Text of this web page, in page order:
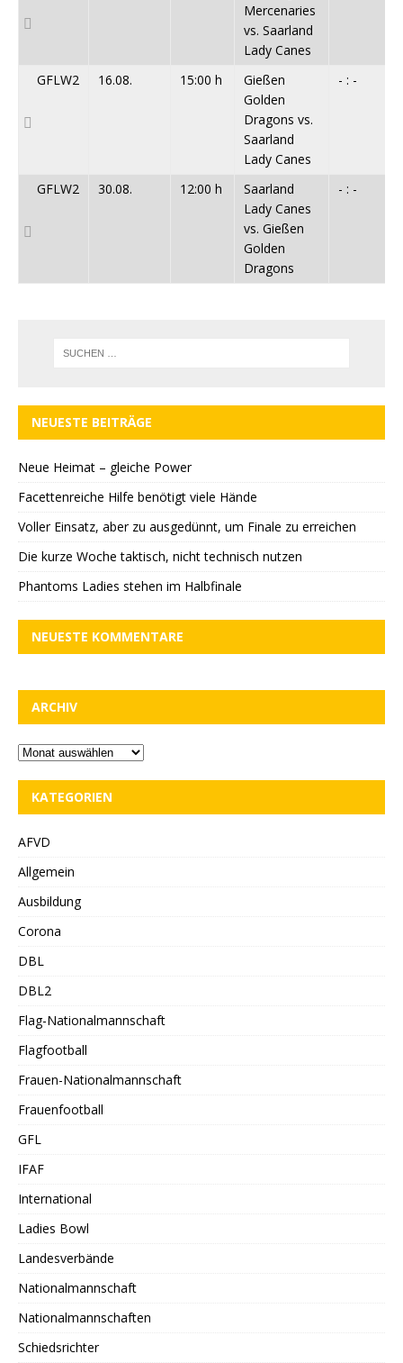
Mercenaries
vs. Saarland
Lady Canes
GFLW2 16.08. 15:00 h
Gießen
Golden
Dragons vs.
Saarland
Lady Canes
- : -
GFLW2 30.08. 12:00 h
Saarland
Lady Canes
vs. Gießen
Golden
Dragons
- : -
NEUESTE BEITRÄGE
Neue Heimat – gleiche Power
Facettenreiche Hilfe benötigt viele Hände
Voller Einsatz, aber zu ausgedünnt, um Finale zu erreichen
Die kurze Woche taktisch, nicht technisch nutzen
Phantoms Ladies stehen im Halbfinale
NEUESTE KOMMENTARE
ARCHIV
KATEGORIEN
AFVD
Allgemein
Ausbildung
Corona
DBL
DBL2
Flag-Nationalmannschaft
Flagfootball
Frauen-Nationalmannschaft
Frauenfootball
GFL
IFAF
International
Ladies Bowl
Landesverbände
Nationalmannschaft
Nationalmannschaften
Schiedsrichter